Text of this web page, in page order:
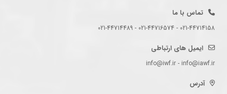
تماس با ما
021-44714158 - 021-44716574 - 021-44714489
ایمیل های ارتباطی
info@iwf.ir - info@iawf.ir
آدرس